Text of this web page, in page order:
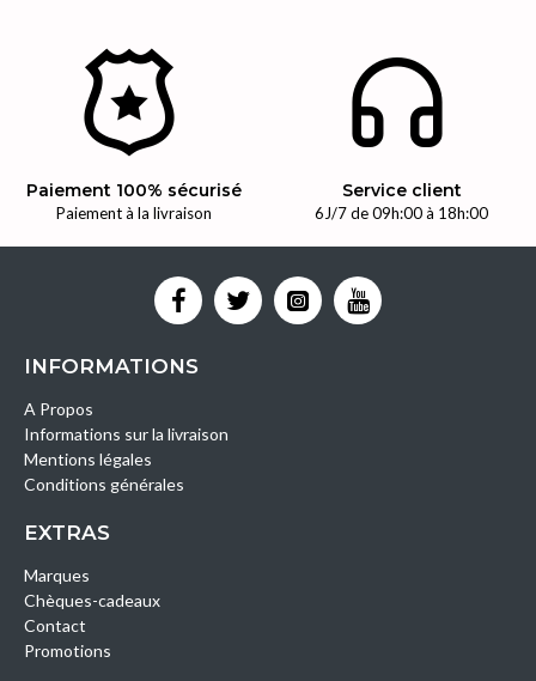
Paiement 100% sécurisé
Paiement à la livraison
Service client
6J/7 de 09h:00 à 18h:00
INFORMATIONS
A Propos
Informations sur la livraison
Mentions légales
Conditions générales
EXTRAS
Marques
Chèques-cadeaux
Contact
Promotions